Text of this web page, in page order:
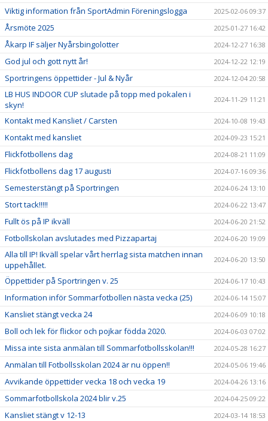
Viktig information från SportAdmin Föreningslogga 2025-02-06 09:37
Årsmöte 2025 2025-01-27 16:42
Åkarp IF säljer Nyårsbingolotter 2024-12-27 16:38
God jul och gott nytt år! 2024-12-22 12:19
Sportringens öppettider - Jul & Nyår 2024-12-04 20:58
LB HUS INDOOR CUP slutade på topp med pokalen i
skyn!
2024-11-29 11:21
Kontakt med Kansliet / Carsten 2024-10-08 19:43
Kontakt med kansliet 2024-09-23 15:21
Flickfotbollens dag 2024-08-21 11:09
Flickfotbollens dag 17 augusti 2024-07-16 09:36
Semesterstängt på Sportringen 2024-06-24 13:10
Stort tack!!!!! 2024-06-22 13:47
Fullt ös på IP ikväll 2024-06-20 21:52
Fotbollskolan avslutades med Pizzapartaj 2024-06-20 19:09
Alla till IP! Ikväll spelar vårt herrlag sista matchen innan
uppehållet.
2024-06-20 13:50
Öppettider på Sportringen v. 25 2024-06-17 10:43
Information inför Sommarfotbollen nästa vecka (25) 2024-06-14 15:07
Kansliet stängt vecka 24 2024-06-09 10:18
Boll och lek för flickor och pojkar födda 2020. 2024-06-03 07:02
Missa inte sista anmälan till Sommarfotbollsskolan!!! 2024-05-28 16:27
Anmälan till Fotbollsskolan 2024 är nu öppen!! 2024-05-06 19:46
Avvikande öppettider vecka 18 och vecka 19 2024-04-26 13:16
Sommarfotbollskola 2024 blir v.25 2024-04-25 09:22
Kansliet stängt v 12-13 2024-03-14 18:53